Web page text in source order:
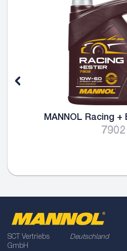
MANNOL Racing +
7902
SCT Vertriebs
GmbH
Deutschland